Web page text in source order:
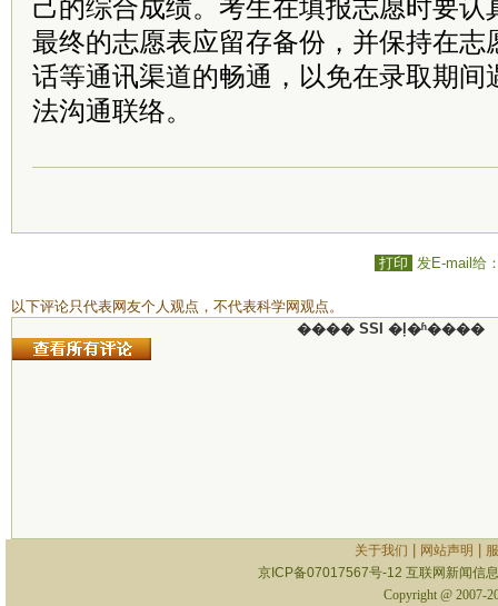
己的综合成绩。考生在填报志愿时要认
最终的志愿表应留存备份，并保持在志
话等通讯渠道的畅通，以免在录取期间
法沟通联络。
打印 发E-mail给
以下评论只代表网友个人观点，不代表科学网观点。
���� SSI �ļ�ʱ����
关于我们 网站声明
京ICP备07017567号-12 互联网新闻信
Copyright @ 2007-